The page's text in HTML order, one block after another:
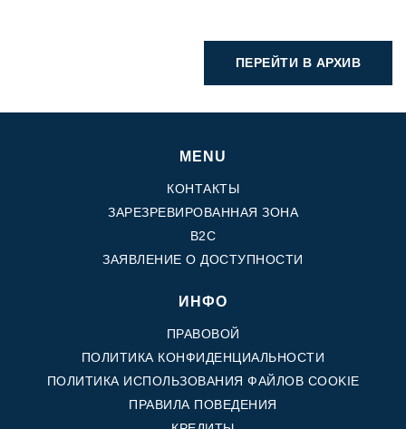
ПЕРЕЙТИ В АРХИВ
MENU
КОНТАКТЫ
ЗАРЕЗРЕВИРОВАННАЯ ЗОНА
B2C
ЗАЯВЛЕНИЕ О ДОСТУПНОСТИ
ИНФО
ПРАВОВОЙ
ПОЛИТИКА КОНФИДЕНЦИАЛЬНОСТИ
ПОЛИТИКА ИСПОЛЬЗОВАНИЯ ФАЙЛОВ COOKIE
ПРАВИЛА ПОВЕДЕНИЯ